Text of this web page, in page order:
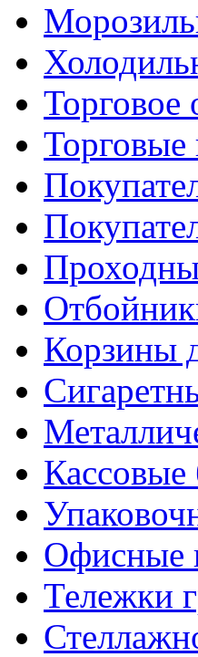
Торговое
Торговые
Корзины
Кассовые
Офисные
Тележки